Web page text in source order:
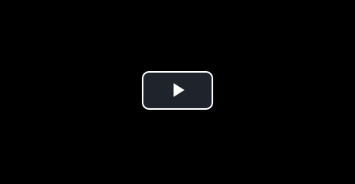
Play